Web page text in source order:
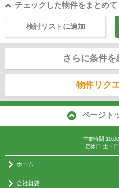
チェックした物件をまとめて
検討リストに追加
さらに条件を
物件リク
ページト
営業時間
定休日:土・
ホーム
会社概要